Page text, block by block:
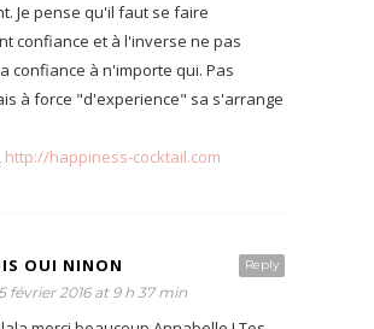
Je pense qu'il faut se faire
confiance et à l'inverse ne pas
confiance à n'importe qui. Pas
à force "d'experience" sa s'arrange
http://happiness-cocktail.com
Reply
OUI NINON
février 2016 at 9 h 37 min